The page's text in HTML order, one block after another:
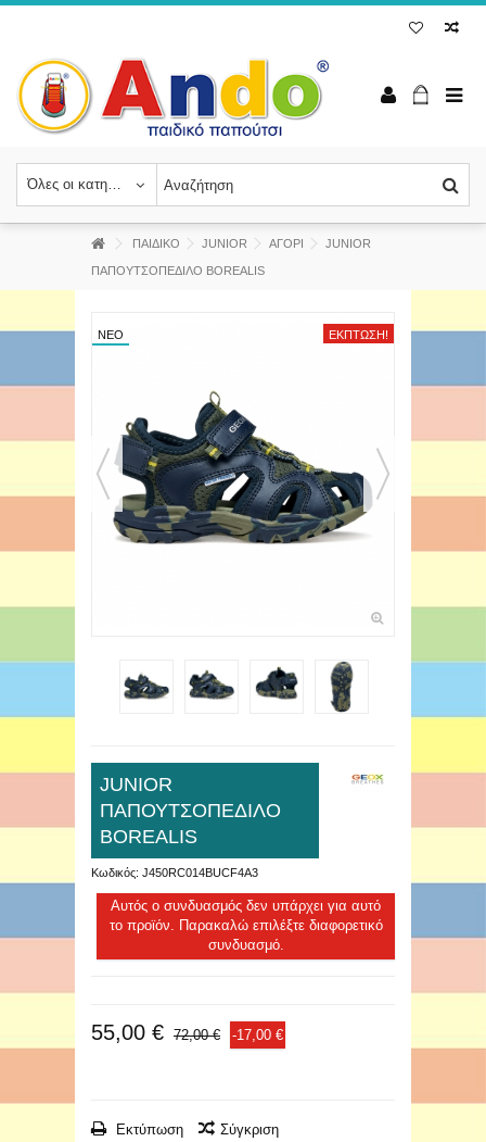
Όλες οι κατηγορίες
ΠΑΙΔΙΚΟ JUNIOR ΑΓΟΡΙ JUNIOR
ΠΑΠΟΥΤΣΟΠΕΔΙΛΟ BOREALIS
ΈΚΠΤΩΣΗ!
ΝΈΟ
JUNIOR
ΠΑΠΟΥΤΣΟΠΕΔΙΛΟ
BOREALIS
Κωδικός: J450RC014BUCF4A3
Αυτός ο συνδυασμός δεν υπάρχει για αυτό
το προϊόν. Παρακαλώ επιλέξτε διαφορετικό
συνδυασμό.
55,00 € 72,00 € -17,00 €
Εκτύπωση Σύγκριση